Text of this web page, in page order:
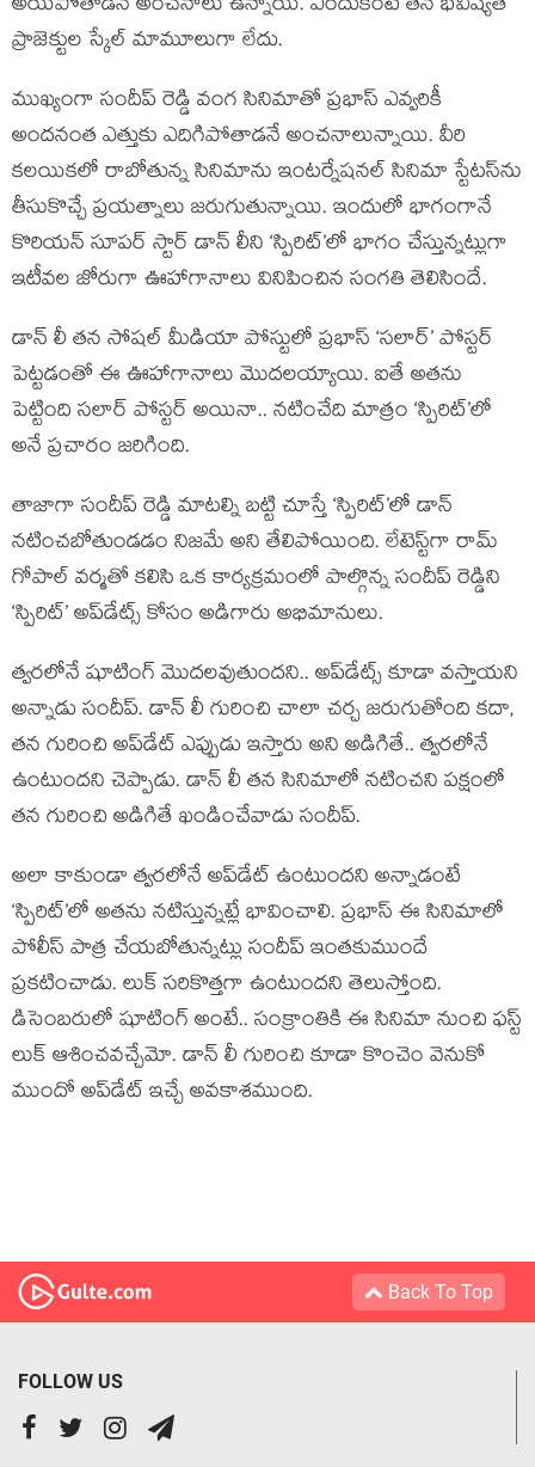
ప్రాజెక్టుల స్కేల్ మామూలుగా లేదు.
ముఖ్యంగా సందీప్ రెడ్డి వంగ సినిమాతో ప్రభాస్ ఎవ్వరికీ
అందనంత ఎత్తుకు ఎదిగిపోతాడనే అంచనాలున్నాయి. వీరి
కలయికలో రాబోతున్న సినిమాను ఇంటర్నేషనల్ సినిమా స్టేటస్‌ను
తీసుకొచ్చే ప్రయత్నాలు జరుగుతున్నాయి. ఇందులో భాగంగానే
కొరియన్ సూపర్ స్టార్ డాన్ లీ‌ని ‘స్పిరిట్’లో భాగం చేస్తున్నట్లుగా
ఇటీవల జోరుగా ఊహాగానాలు వినిపించిన సంగతి తెలిసిందే.
డాన్ లీ తన సోషల్ మీడియా పోస్టులో ప్రభాస్ ‘సలార్’ పోస్టర్
పెట్టడంతో ఈ ఊహాగానాలు మొదలయ్యాయి. ఐతే అతను
పెట్టింది సలార్ పోస్టర్ అయినా.. నటించేది మాత్రం ‘స్పిరిట్’లో
అనే ప్రచారం జరిగింది.
తాజాగా సందీప్ రెడ్డి మాటల్ని బట్టి చూస్తే ‘స్పిరిట్’లో డాన్
నటించబోతుండడం నిజమే అని తేలిపోయింది. లేటెస్ట్‌గా రామ్
గోపాల్ వర్మతో కలిసి ఒక కార్యక్రమంలో పాల్గొన్న సందీప్ రెడ్డిని
‘స్పిరిట్’ అప్‌డేట్స్ కోసం అడిగారు అభిమానులు.
త్వరలోనే షూటింగ్ మొదలవుతుందని.. అప్‌డేట్స్ కూడా వస్తాయని
అన్నాడు సందీప్. డాన్ లీ గురించి చాలా చర్చ జరుగుతోంది కదా,
తన గురించి అప్‌డేట్ ఎప్పుడు ఇస్తారు అని అడిగితే.. త్వరలోనే
ఉంటుందని చెప్పాడు. డాన్ లీ తన సినిమాలో నటించని పక్షంలో
తన గురించి అడిగితే ఖండించేవాడు సందీప్.
అలా కాకుండా త్వరలోనే అప్‌డేట్ ఉంటుందని అన్నాడంటే
‘స్పిరిట్’లో అతను నటిస్తున్నట్లే భావించాలి. ప్రభాస్ ఈ సినిమాలో
పోలీస్ పాత్ర చేయబోతున్నట్లు సందీప్ ఇంతకుముందే
ప్రకటించాడు. లుక్ సరికొత్త‌గా ఉంటుందని తెలుస్తోంది.
డిసెంబరులో షూటింగ్ అంటే.. సంక్రాంతికి ఈ సినిమా నుంచి ఫస్ట్
లుక్ ఆశించవచ్చేమో. డాన్ లీ గురించి కూడా కొంచెం వెనుకో
ముందో అప్‌డేట్ ఇచ్చే అవకాశముంది.
Back To Top
FOLLOW US